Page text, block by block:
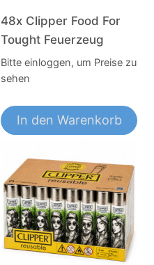
48x Clipper Food For
Tought Feuerzeug
Bitte einloggen, um Preise zu
sehen
In den Warenkorb